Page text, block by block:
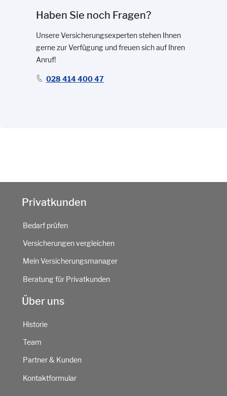
Haben Sie noch Fragen?
Unsere Versicherungsexperten stehen Ihnen
gerne zur Verfügung und freuen sich auf Ihren
Anruf!
028 414 400 47
Privatkunden
Bedarf prüfen
Versicherungen vergleichen
Mein Versicherungsmanager
Beratung für Privatkunden
Über uns
Historie
Team
Partner & Kunden
Kontaktformular